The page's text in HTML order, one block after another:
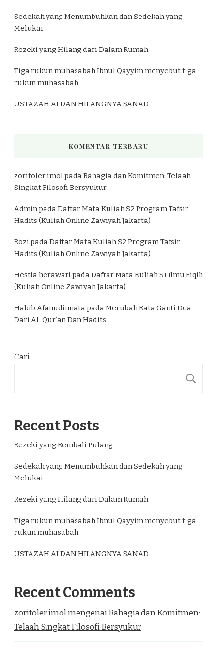
Sedekah yang Menumbuhkan dan Sedekah yang
Melukai
Rezeki yang Hilang dari Dalam Rumah
Tiga rukun muhasabah Ibnul Qayyim menyebut tiga
rukun muhasabah
USTAZAH AI DAN HILANGNYA SANAD
KOMENTAR TERBARU
zoritoler imolpadaBahagia dan Komitmen: Telaah
Singkat Filosofi Bersyukur
AdminpadaDaftar Mata Kuliah S2 Program Tafsir
Hadits (Kuliah Online Zawiyah Jakarta)
RozipadaDaftar Mata Kuliah S2 Program Tafsir
Hadits (Kuliah Online Zawiyah Jakarta)
Hestia herawatipadaDaftar Mata Kuliah S1 Ilmu Fiqih
(Kuliah Online Zawiyah Jakarta)
Habib AfanudinnatapadaMerubah Kata Ganti Doa
Dari Al-Qur’an Dan Hadits
Cari
Recent Posts
Rezeki yang Kembali Pulang
Sedekah yang Menumbuhkan dan Sedekah yang
Melukai
Rezeki yang Hilang dari Dalam Rumah
Tiga rukun muhasabah Ibnul Qayyim menyebut tiga
rukun muhasabah
USTAZAH AI DAN HILANGNYA SANAD
Recent Comments
zoritoler imolmengenaiBahagia dan Komitmen:
Telaah Singkat Filosofi Bersyukur